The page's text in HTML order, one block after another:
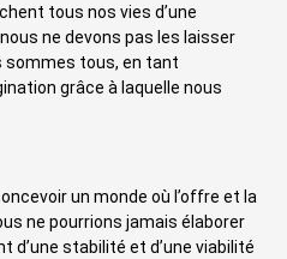
tous nos vies d’une
ne devons pas les laisser
sommes tous, en tant
grâce à laquelle nous
un monde où l’offre et la
ne pourrions jamais élaborer
d’une stabilité et d’une viabilité